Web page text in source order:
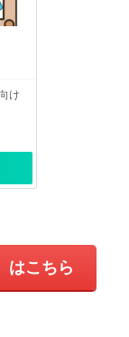
け
はこちら